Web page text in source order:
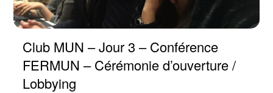
Club MUN – Jour 3 – Conférence
FERMUN – Cérémonie d’ouverture /
Lobbying